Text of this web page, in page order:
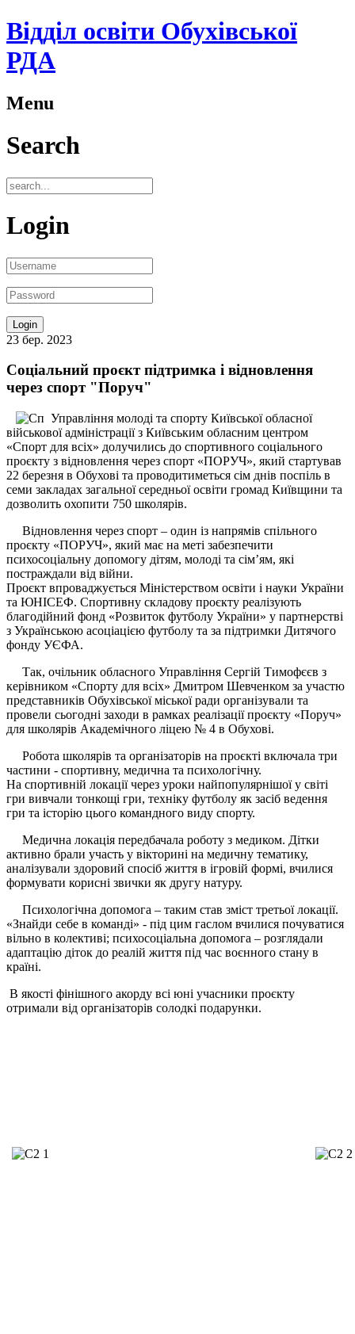
Відділ освіти Обухівської
РДА
Menu
Search
Login
23 бер. 2023
Соціальний проєкт підтримка і відновлення
через спорт "Поруч"
Управління молоді та спорту Київської обласної
військової адміністрації з Київським обласним центром
«Спорт для всіх» долучились до спортивного соціального
проєкту з відновлення через спорт «ПОРУЧ», який стартував
22 березня в Обухові та проводитиметься сім днів поспіль в
семи закладах загальної середньої освіти громад Київщини та
дозволить охопити 750 школярів.
Відновлення через спорт – один із напрямів спільного
проєкту «ПОРУЧ», який має на меті забезпечити
психосоціальну допомогу дітям, молоді та сім’ям, які
постраждали від війни.
Проєкт впроваджується Міністерством освіти і науки України
та ЮНІСЕФ. Спортивну складову проєкту реалізують
благодійний фонд «Розвиток футболу України» у партнерстві
з Українською асоціацією футболу та за підтримки Дитячого
фонду УЄФА.
Так, очільник обласного Управління Сергій Тимофєєв з
керівником «Спорту для всіх» Дмитром Шевченком за участю
представників Обухівської міської ради організували та
провели сьогодні заходи в рамках реалізації проєкту «Поруч»
для школярів Академічного ліцею № 4 в Обухові.
Робота школярів та організаторів на проєкті включала три
частини - спортивну, медична та психологічну.
На спортивній локації через уроки найпопулярнішої у світі
гри вивчали тонкощі гри, техніку футболу як засіб ведення
гри та історію цього командного виду спорту.
Медична локація передбачала роботу з медиком. Дітки
активно брали участь у вікторині на медичну тематику,
аналізували здоровий спосіб життя в ігровій формі, вчилися
формувати корисні звички як другу натуру.
Психологічна допомога – таким став зміст третьої локації.
«Знайди себе в команді» - під цим гаслом вчилися почуватися
вільно в колективі; психосоціальна допомога – розглядали
адаптацію діток до реалій життя під час воєнного стану в
країні.
В якості фінішного акорду всі юні учасники проєкту
отримали від організаторів солодкі подарунки.